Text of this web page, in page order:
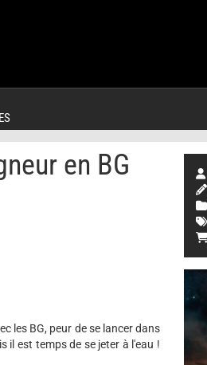
en BG
les BG, peur de se lancer dans
il est temps de se jeter à l'eau !